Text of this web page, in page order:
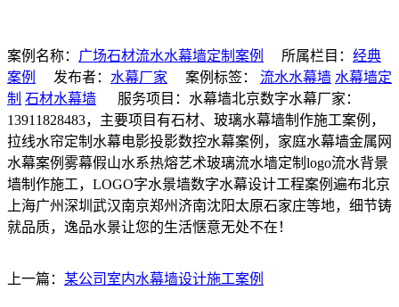
案例名称： 广场石材流水水幕墙定制案例 所属栏目： 经典
案例
发布者： 水幕厂家 案例标签： 流水水幕墙 水幕墙定
制 石材水幕墙 服务项目：水幕墙北京数字水幕厂家：
13911828483，主要项目有石材、玻璃水幕墙制作施工案例，
拉线水帘定制水幕电影投影数控水幕案例，家庭水幕墙金属网
水幕案例雾幕假山水系热熔艺术玻璃流水墙定制logo流水背景
墙制作施工，LOGO字水景墙数字水幕设计工程案例遍布北京
上海广州深圳武汉南京郑州济南沈阳太原石家庄等地，细节铸
就品质，逸品水景让您的生活惬意无处不在！
上一篇： 某公司室内水幕墙设计施工案例